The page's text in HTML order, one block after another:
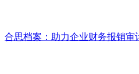
合思档案：助力企业财务报销审